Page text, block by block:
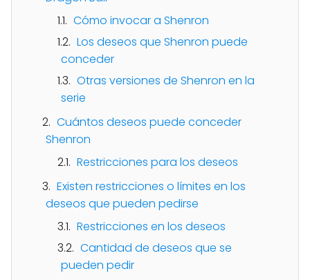
Cómo invocar a Shenron
Los deseos que Shenron puede
conceder
Otras versiones de Shenron en la
serie
Cuántos deseos puede conceder
Shenron
Restricciones para los deseos
Existen restricciones o límites en los
deseos que pueden pedirse
Restricciones en los deseos
Cantidad de deseos que se
pueden pedir